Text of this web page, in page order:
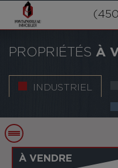
POLITIQUE
PROPRIÉTÉS À
INDUSTRIEL
À VENDRE